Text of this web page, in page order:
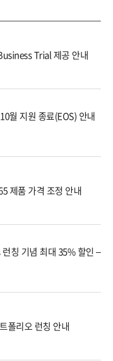
Trial 제공 안내
월 지원 종료(EOS) 안내
제품 가격 조정 안내
칭 기념 최대 35% 할인 –
폴리오 런칭 안내